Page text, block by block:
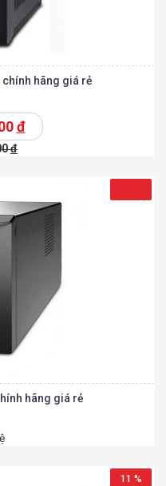
chính hãng giá rẻ
đ
đ
hãng giá rẻ
11 %